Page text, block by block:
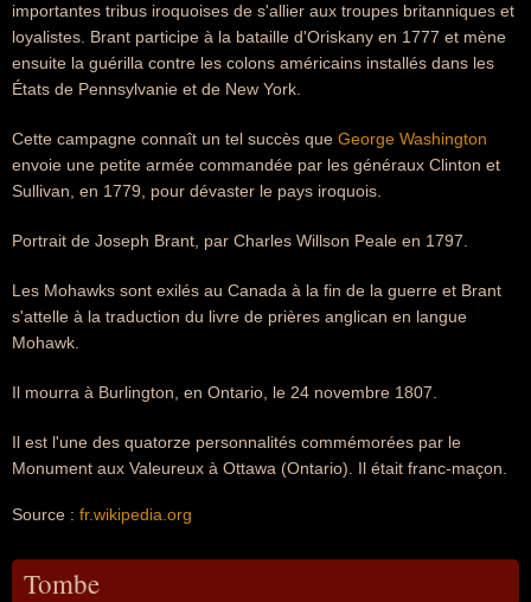
importantes tribus iroquoises de s'allier aux troupes britanniques et
loyalistes. Brant participe à la bataille d'Oriskany en 1777 et mène
ensuite la guérilla contre les colons américains installés dans les
États de Pennsylvanie et de New York.
Cette campagne connaît un tel succès que George Washington
envoie une petite armée commandée par les généraux Clinton et
Sullivan, en 1779, pour dévaster le pays iroquois.
Portrait de Joseph Brant, par Charles Willson Peale en 1797.
Les Mohawks sont exilés au Canada à la fin de la guerre et Brant
s'attelle à la traduction du livre de prières anglican en langue
Mohawk.
Il mourra à Burlington, en Ontario, le 24 novembre 1807.
Il est l'une des quatorze personnalités commémorées par le
Monument aux Valeureux à Ottawa (Ontario). Il était franc-maçon.
Source : fr.wikipedia.org
Tombe